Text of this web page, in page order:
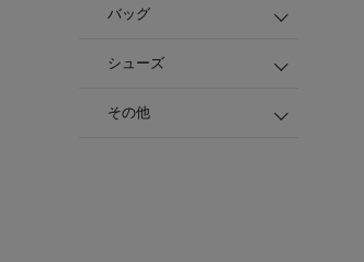
バッグ
シューズ
その他